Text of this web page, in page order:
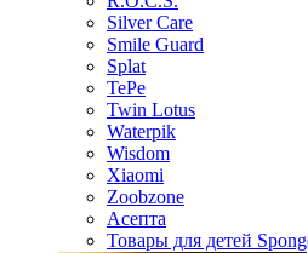
Silver Care
Smile Guard
Splat
TePe
Twin Lotus
Waterpik
Wisdom
Xiaomi
Zoobzone
Асепта
Товары для детей